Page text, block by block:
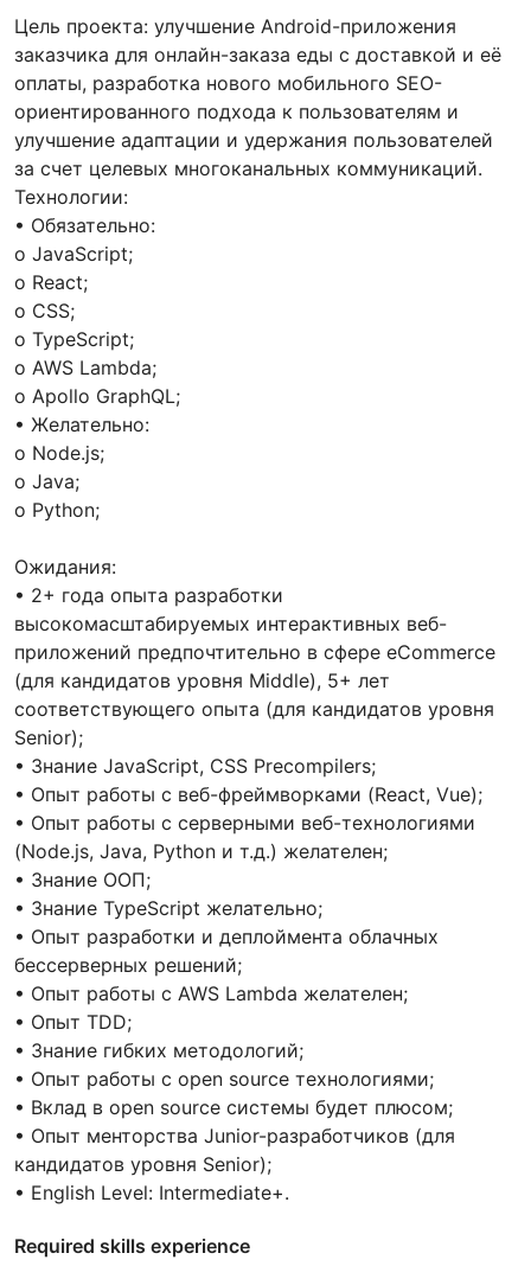
Цель проекта: улучшение Android-приложения
заказчика для онлайн-заказа еды с доставкой и её
оплаты, разработка нового мобильного SEO-
ориентированного подхода к пользователям и
улучшение адаптации и удержания пользователей
за счет целевых многоканальных коммуникаций.
Технологии:
• Обязательно:
o JavaScript;
o React;
o CSS;
o TypeScript;
o AWS Lambda;
o Apollo GraphQL;
• Желательно:
o Node.js;
o Java;
o Python;
Ожидания:
• 2+ года опыта разработки
высокомасштабируемых интерактивных веб-
приложений предпочтительно в сфере eCommerce
(для кандидатов уровня Middle), 5+ лет
соответствующего опыта (для кандидатов уровня
Senior);
• Знание JavaScript, CSS Precompilers;
• Опыт работы с веб-фреймворками (React, Vue);
• Опыт работы с серверными веб-технологиями
(Node.js, Java, Python и т.д.) желателен;
• Знание ООП;
• Знание TypeScript желательно;
• Опыт разработки и деплоймента облачных
бессерверных решений;
• Опыт работы с AWS Lambda желателен;
• Опыт TDD;
• Знание гибких методологий;
• Опыт работы с open source технологиями;
• Вклад в open source системы будет плюсом;
• Опыт менторства Junior-разработчиков (для
кандидатов уровня Senior);
• English Level: Intermediate+.
Required skills experience